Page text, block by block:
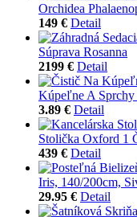
Orchidea
149 € Detail
Súprava Rosanna
2199 € Detail
Kúpeľne A Sprchy
3.89 € Detail
Stolička Oxford 1
439 € Detail
Iris, 140/200cm,
29.95 € Detail